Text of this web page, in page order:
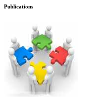
Publications